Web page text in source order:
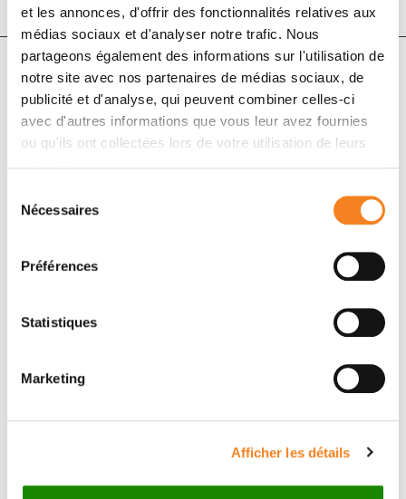
et les annonces, d'offrir des fonctionnalités relatives aux
médias sociaux et d'analyser notre trafic. Nous
partageons également des informations sur l'utilisation de
notre site avec nos partenaires de médias sociaux, de
publicité et d'analyse, qui peuvent combiner celles-ci
avec d'autres informations que vous leur avez fournies
ou qu'ils ont collectées lors de votre utilisation de leurs
Nécessaires
Préférences
Statistiques
Marketing
Afficher les détails
Auteurs
Claire Bonneau, Gilles Paintaud, Olivier Trédan,
Sophie Taillibert, Patricia Tresca, Isabelle Turbiez,
Jacques Li, Christophe Passot, Fawzia Mefti,
Gutierrez